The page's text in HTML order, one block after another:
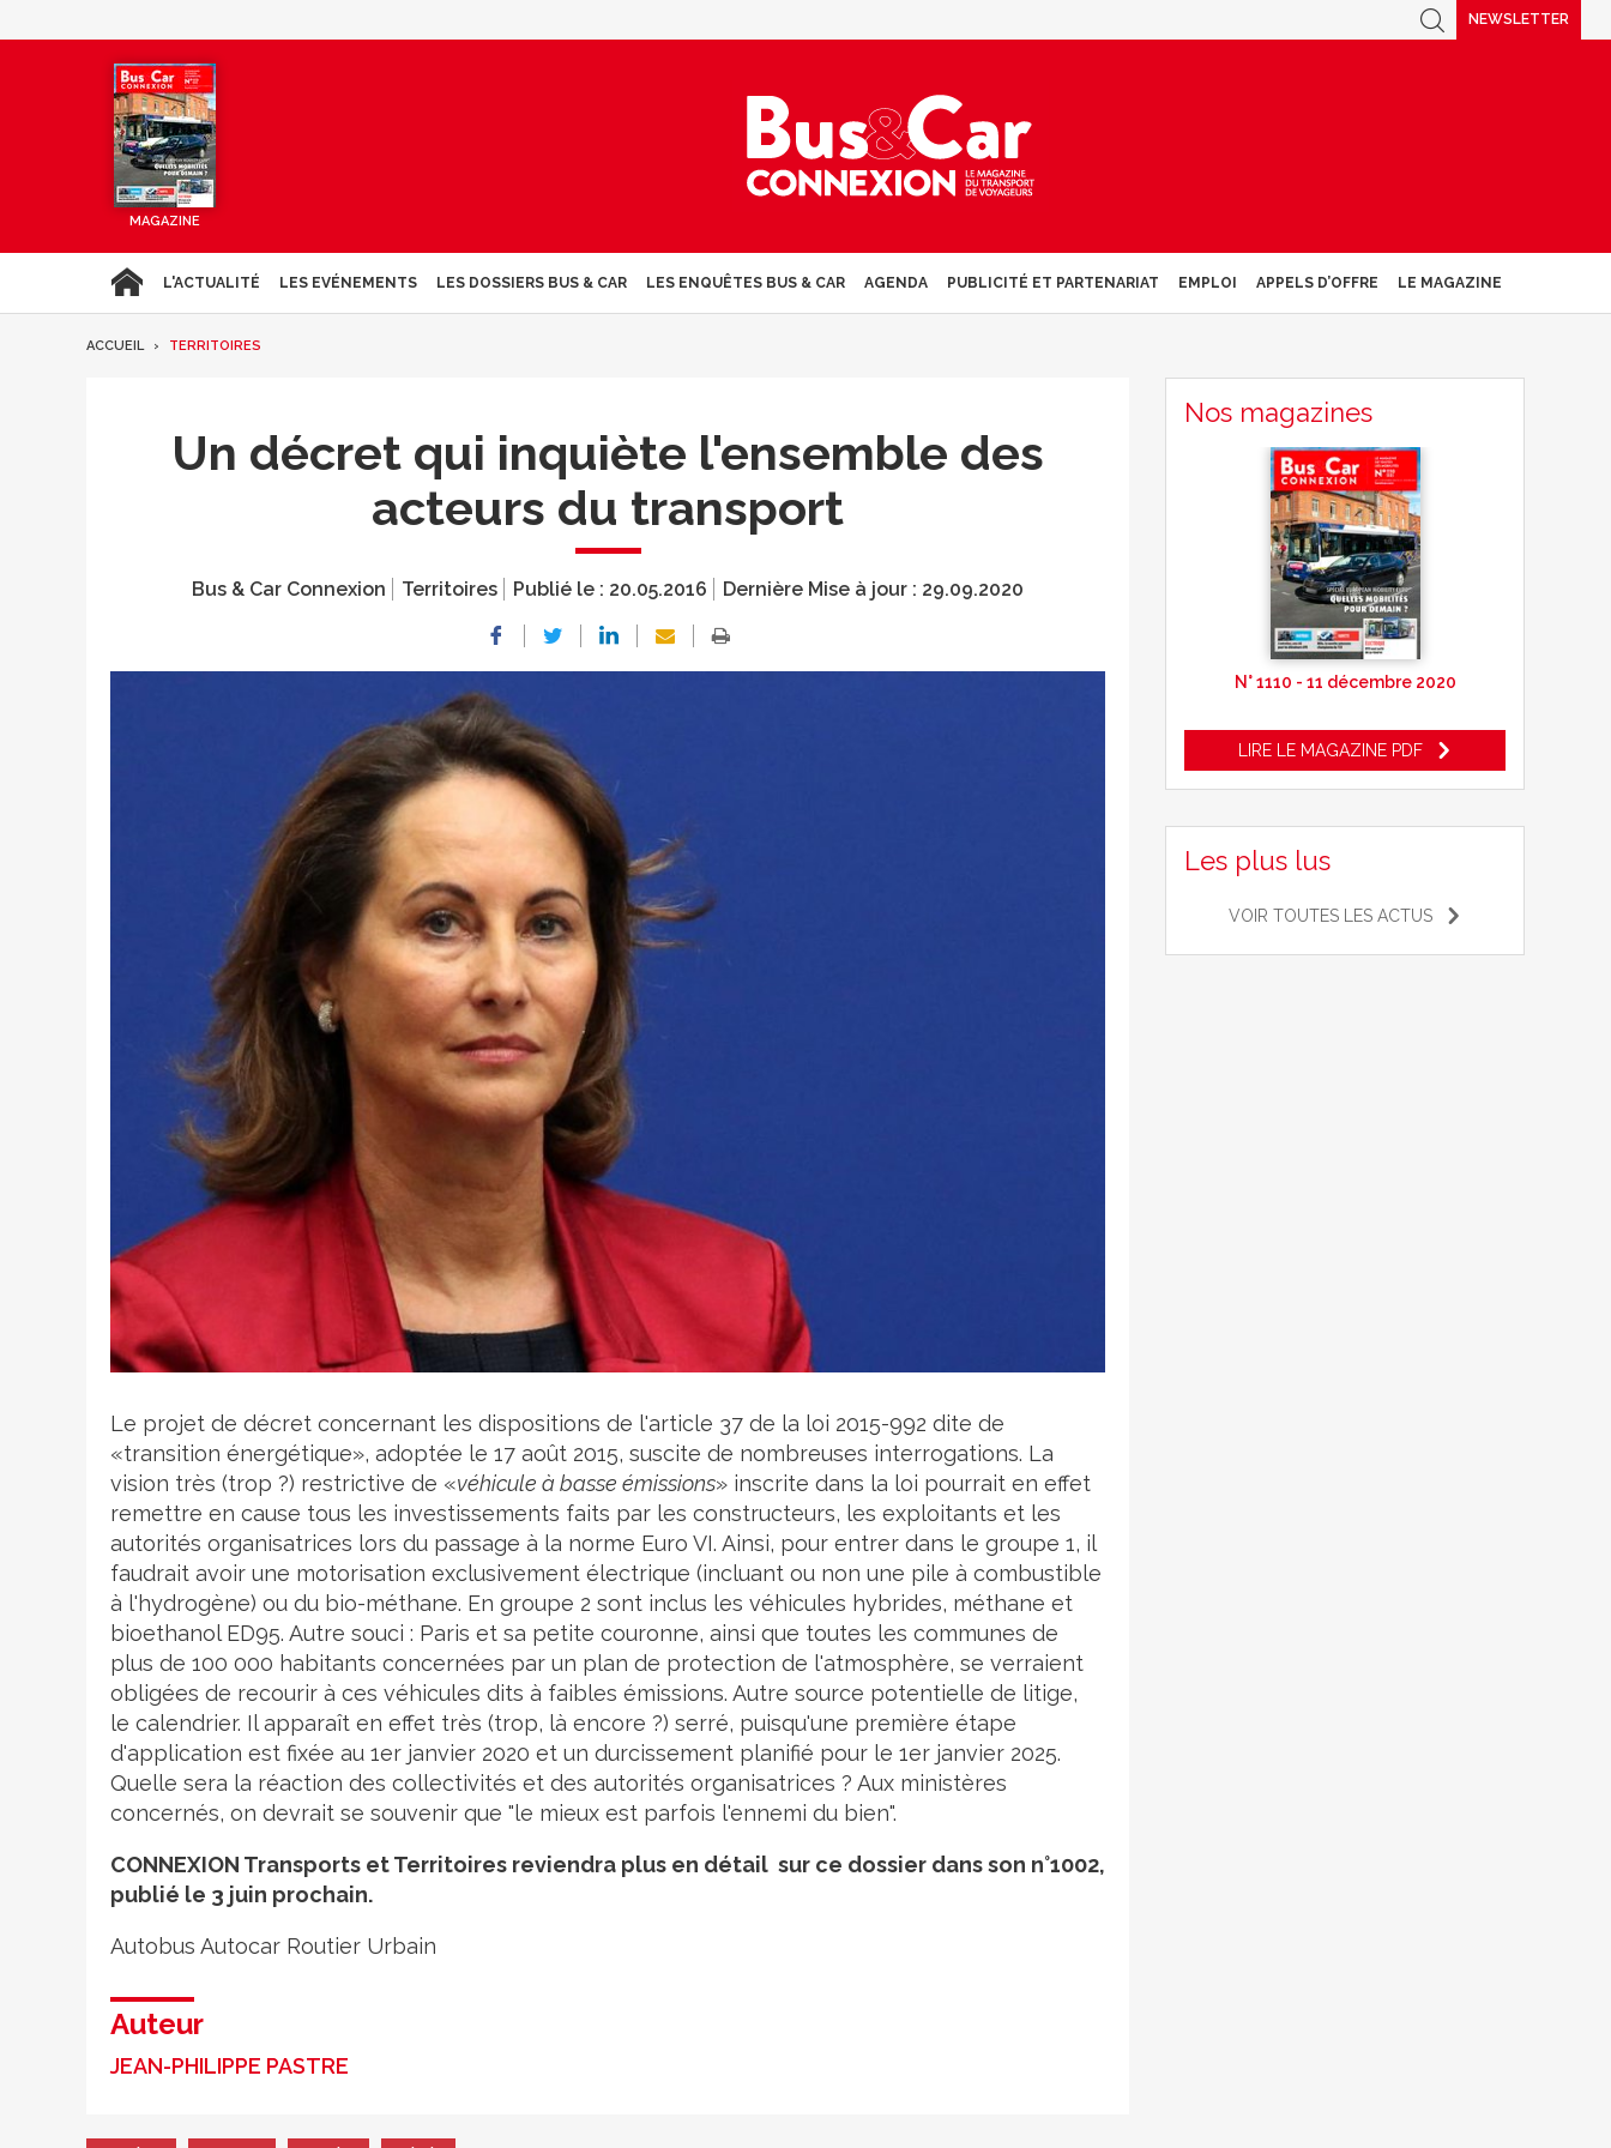
NEWSLETTER
MAGAZINE
L'ACTUALITÉ LES EVÉNEMENTS LES DOSSIERS BUS & CAR LES ENQUÊTES BUS & CAR AGENDA PUBLICITÉ ET PARTENARIAT EMPLOI APPELS D’OFFRE LE MAGAZINE
ACCUEIL TERRITOIRES
Un décret qui inquiète l'ensemble des
acteurs du transport
Bus & Car Connexion Territoires Publié le : 20.05.2016 Dernière Mise à jour : 29.09.2020
Crédit photo
Le projet de décret concernant les dispositions de l'article 37 de la loi 2015-992 dite de
«transition énergétique», adoptée le 17 août 2015, suscite de nombreuses interrogations. La
vision très (trop ?) restrictive de «véhicule à basse émissions» inscrite dans la loi pourrait en effet
remettre en cause tous les investissements faits par les constructeurs, les exploitants et les
autorités organisatrices lors du passage à la norme Euro VI. Ainsi, pour entrer dans le groupe 1, il
faudrait avoir une motorisation exclusivement électrique (incluant ou non une pile à combustible
à l'hydrogène) ou du bio-méthane. En groupe 2 sont inclus les véhicules hybrides, méthane et
bioethanol ED95. Autre souci : Paris et sa petite couronne, ainsi que toutes les communes de
plus de 100 000 habitants concernées par un plan de protection de l'atmosphère, se verraient
obligées de recourir à ces véhicules dits à faibles émissions. Autre source potentielle de litige,
le calendrier. Il apparaît en effet très (trop, là encore ?) serré, puisqu'une première étape
d'application est fixée au 1er janvier 2020 et un durcissement planifié pour le 1er janvier 2025.
Quelle sera la réaction des collectivités et des autorités organisatrices ? Aux ministères
concernés, on devrait se souvenir que "le mieux est parfois l'ennemi du bien".
CONNEXION Transports et Territoires reviendra plus en détail sur ce dossier dans son n°1002,
publié le 3 juin prochain.
Autobus Autocar Routier Urbain
Auteur
JEAN-PHILIPPE PASTRE
Nos magazines
N° 1110 - 11 décembre 2020
LIRE LE MAGAZINE PDF
Les plus lus
VOIR TOUTES LES ACTUS